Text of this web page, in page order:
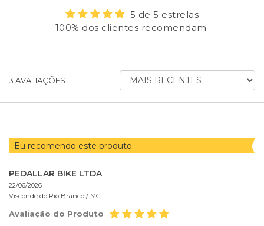
5 de 5 estrelas
100% dos clientes recomendam
3 AVALIAÇÕES ORDENAR AVALIAÇÕES POR
Eu recomendo este produto
PEDALLAR BIKE LTDA
22/06/2026
Visconde do Rio Branco / MG
Avaliação do Produto